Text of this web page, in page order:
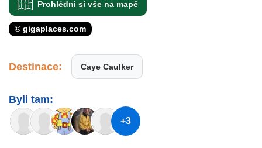
Prohlédni si vše na mapě
© gigaplaces.com
Destinace: Caye Caulker
Byli tam:
+3